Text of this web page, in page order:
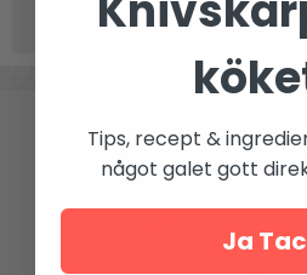
Inga kommentarer
Tips, recept &
något galet gott
Ja